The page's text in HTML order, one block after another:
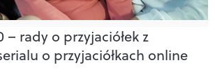
– rady o przyjaciółek z
o przyjaciółkach online